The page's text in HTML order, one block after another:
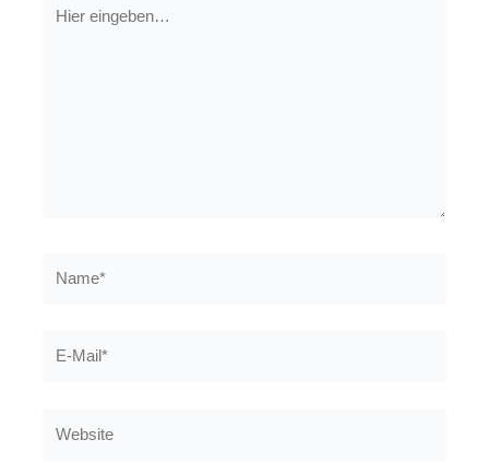
eingeben…
Mail*